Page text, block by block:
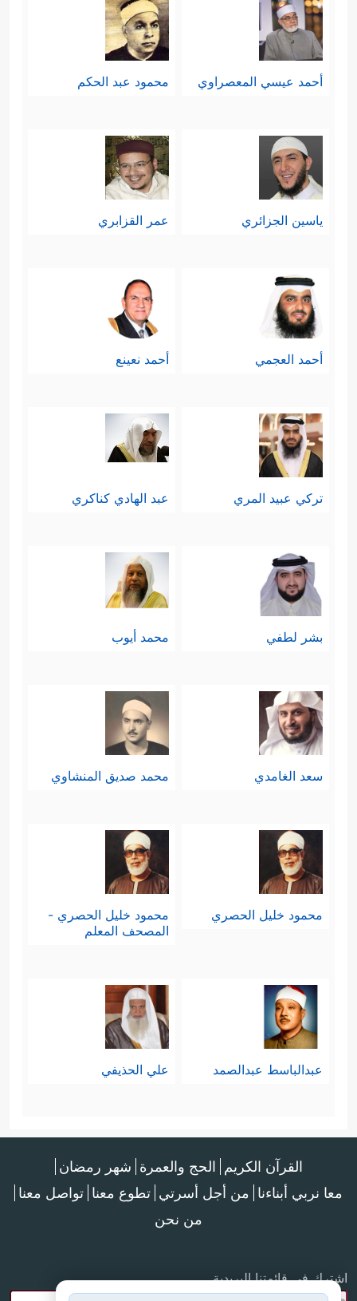
أحمد عيسي المعصراوي محمود عبد الحكم
ياسين الجزائري عمر القزابري
أحمد العجمي أحمد نعينع
تركي عبيد المري عبد الهادي كناكري
بشر لطفي محمد أيوب
سعد الغامدي محمد صديق المنشاوي
محمود خليل الحصري
محمود خليل الحصري -
المصحف المعلم
عبدالباسط عبدالصمد علي الحذيفي
القرآن الكريم الحج والعمرة شهر رمضان
معا نربي أبناءنا من أجل أسرتي تطوع معنا تواصل معنا
من نحن
اشترك في قائمتنا البريدية